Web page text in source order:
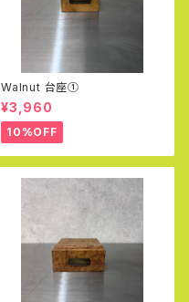
Walnut 台座①
¥3,960
10%OFF